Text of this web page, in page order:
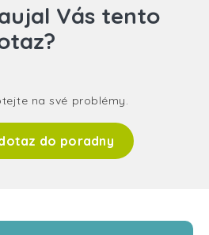
Vás tento
na své problémy.
do poradny